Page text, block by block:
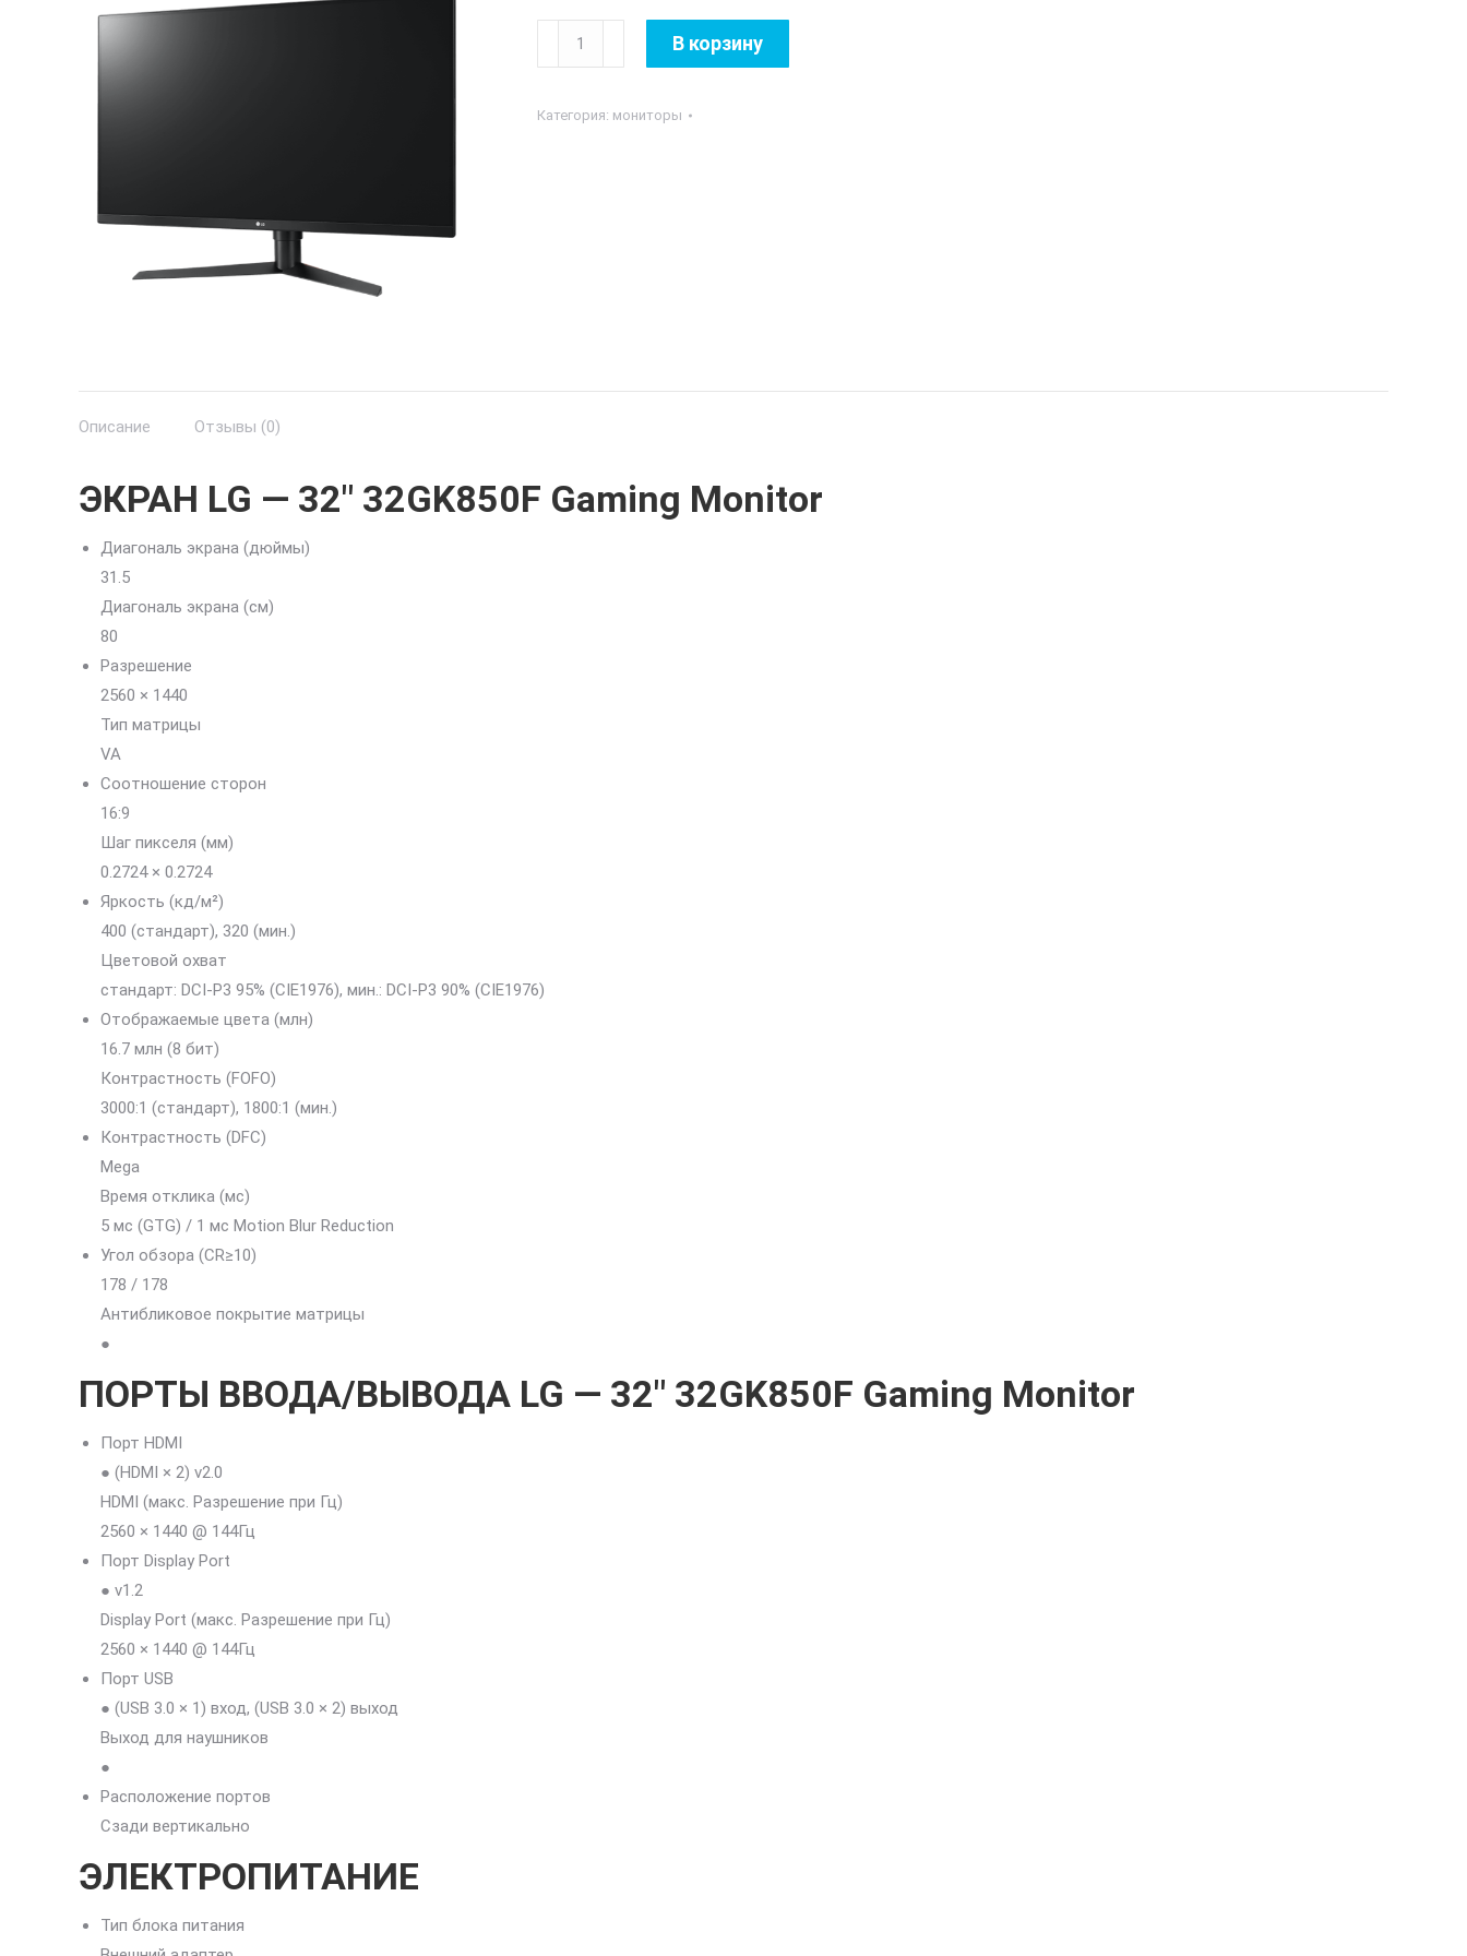
Количество
товара
-
В корзину
Категория: мониторы
Описание Отзывы (0)
ЭКРАН LG — 32″ 32GK850F Gaming Monitor
Диагональ экрана (дюймы)
31.5
Диагональ экрана (см)
80
Разрешение
2560 × 1440
Тип матрицы
VA
Соотношение сторон
16:9
Шаг пикселя (мм)
0.2724 × 0.2724
Яркость (кд/м²)
400 (стандарт), 320 (мин.)
Цветовой охват
стандарт: DCI-P3 95% (CIE1976), мин.: DCI-P3 90% (CIE1976)
Отображаемые цвета (млн)
16.7 млн (8 бит)
Контрастность (FOFO)
3000:1 (стандарт), 1800:1 (мин.)
Контрастность (DFC)
Mega
Время отклика (мс)
5 мс (GTG) / 1 мс Motion Blur Reduction
Угол обзора (CR≥10)
178 / 178
Антибликовое покрытие матрицы
●
ПОРТЫ ВВОДА/ВЫВОДА LG — 32″ 32GK850F Gaming Monitor
Порт HDMI
● (HDMI × 2) v2.0
HDMI (макс. Разрешение при Гц)
2560 × 1440 @ 144Гц
Порт Display Port
● v1.2
Display Port (макс. Разрешение при Гц)
2560 × 1440 @ 144Гц
Порт USB
● (USB 3.0 × 1) вход, (USB 3.0 × 2) выход
Выход для наушников
●
Расположение портов
Сзади вертикально
ЭЛЕКТРОПИТАНИЕ
Тип блока питания